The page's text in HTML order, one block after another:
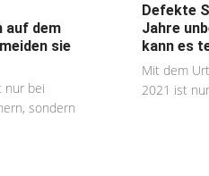
auf dem
sie
nur bei
sondern
Defekte
Jahre
kann es
Mit dem
2021 ist